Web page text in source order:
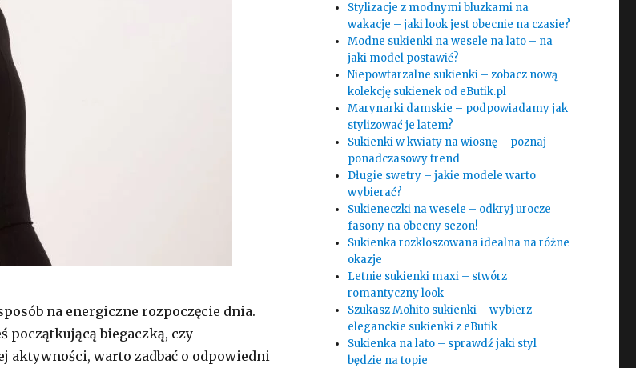
na energiczne rozpoczęcie dnia.
początkującą biegaczką, czy
aktywności, warto zadbać o odpowiedni
Stylizacje z modnymi bluzkami na
wakacje – jaki look jest obecnie na czasie?
Modne sukienki na wesele na lato – na
jaki model postawić?
Niepowtarzalne sukienki – zobacz nową
kolekcję sukienek od eButik.pl
Marynarki damskie – podpowiadamy jak
stylizować je latem?
Sukienki w kwiaty na wiosnę – poznaj
ponadczasowy trend
Długie swetry – jakie modele warto
wybierać?
Sukieneczki na wesele – odkryj urocze
fasony na obecny sezon!
Sukienka rozkloszowana idealna na różne
okazje
Letnie sukienki maxi – stwórz
romantyczny look
Szukasz Mohito sukienki – wybierz
eleganckie sukienki z eButik
Sukienka na lato – sprawdź jaki styl
będzie na topie